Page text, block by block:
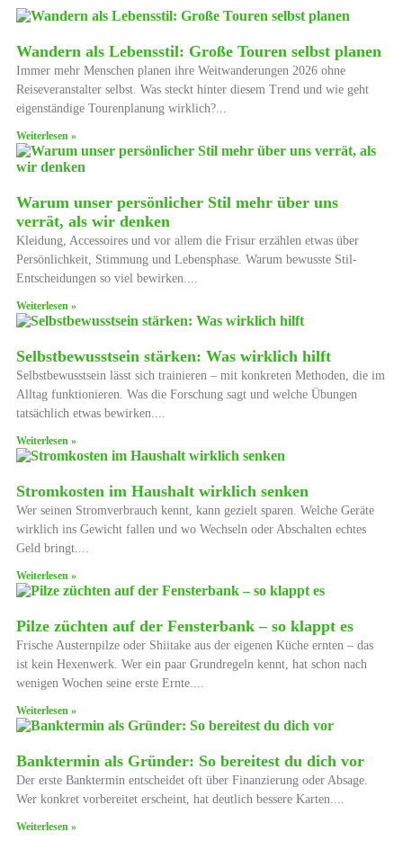
Wandern als Lebensstil: Große Touren selbst planen
Immer mehr Menschen planen ihre Weitwanderungen 2026 ohne
Reiseveranstalter selbst. Was steckt hinter diesem Trend und wie geht
eigenständige Tourenplanung wirklich?
Weiterlesen »
Warum unser persönlicher Stil mehr über uns
verrät, als wir denken
Kleidung, Accessoires und vor allem die Frisur erzählen etwas über
Persönlichkeit, Stimmung und Lebensphase. Warum bewusste Stil-
Entscheidungen so viel bewirken.
Weiterlesen »
Selbstbewusstsein stärken: Was wirklich hilft
Selbstbewusstsein lässt sich trainieren – mit konkreten Methoden, die im
Alltag funktionieren. Was die Forschung sagt und welche Übungen
tatsächlich etwas bewirken.
Weiterlesen »
Stromkosten im Haushalt wirklich senken
Wer seinen Stromverbrauch kennt, kann gezielt sparen. Welche Geräte
wirklich ins Gewicht fallen und wo Wechseln oder Abschalten echtes
Geld bringt.
Weiterlesen »
Pilze züchten auf der Fensterbank – so klappt es
Frische Austernpilze oder Shiitake aus der eigenen Küche ernten – das
ist kein Hexenwerk. Wer ein paar Grundregeln kennt, hat schon nach
wenigen Wochen seine erste Ernte.
Weiterlesen »
Banktermin als Gründer: So bereitest du dich vor
Der erste Banktermin entscheidet oft über Finanzierung oder Absage.
Wer konkret vorbereitet erscheint, hat deutlich bessere Karten.
Weiterlesen »